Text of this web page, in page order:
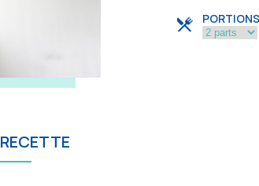
PORTIONS
RECETTE